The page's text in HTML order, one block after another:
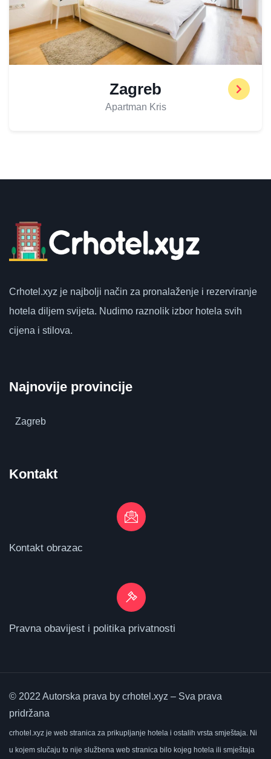
Zagreb
Apartman Kris
Crhotel.xyz je najbolji način za pronalaženje i rezerviranje
hotela diljem svijeta. Nudimo raznolik izbor hotela svih
cijena i stilova.
Najnovije provincije
Zagreb
Kontakt
Kontakt obrazac
Pravna obavijest i politika privatnosti
© 2022 Autorska prava by crhotel.xyz – Sva prava
pridržana
crhotel.xyz je web stranica za prikupljanje hotela i ostalih vrsta smještaja. Ni
u kojem slučaju to nije službena web stranica bilo kojeg hotela ili smještaja